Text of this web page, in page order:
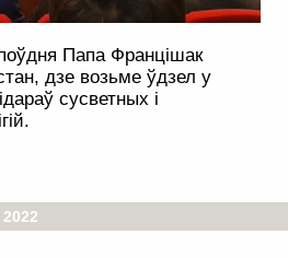
Папа Францішак
дзе возьме ўдзел у
сусветных і